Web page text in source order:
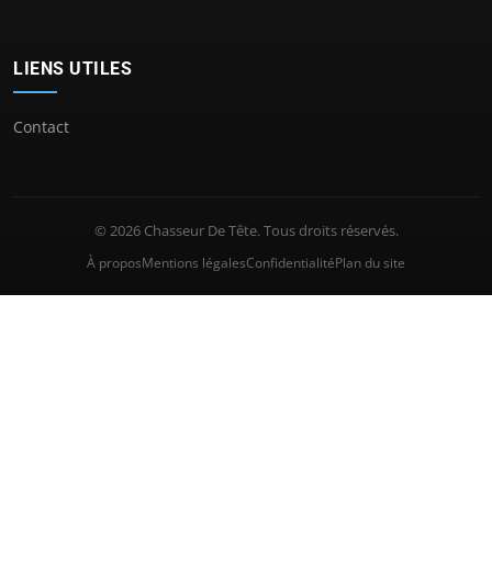
LIENS UTILES
Contact
© 2026 Chasseur De Tête. Tous droits réservés.
À proposMentions légalesConfidentialitéPlan du site